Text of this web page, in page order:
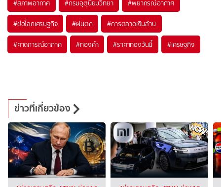
#สภาพอากาศ #กรมอุตุนิยมวิทยา #พยากรณ์อากาศ
#ย่อโลกเศรษฐกิจ #ฝนตก #การตลาดเงินล้าน
#คาดการณ์อากาศ #ทองคำ #ราคาทองวันนี้ #เศรษฐกิจ
ข่าวที่เกี่ยวข้อง